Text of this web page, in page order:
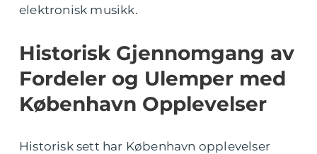
elektronisk musikk.
Historisk Gjennomgang av
Fordeler og Ulemper med
København Opplevelser
Historisk sett har København opplevelser